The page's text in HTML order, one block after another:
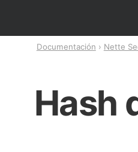
Hash
Documentación Nette